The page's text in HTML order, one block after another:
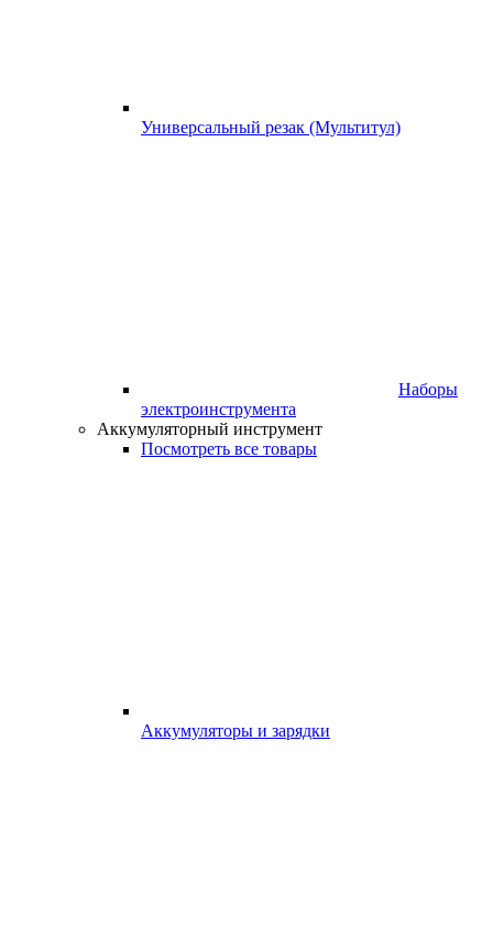
Универсальный резак (Мультитул)
Наборы
электроинструмента
Аккумуляторный инструмент
Посмотреть все товары
Аккумуляторы и зарядки